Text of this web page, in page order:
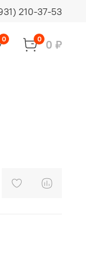
210-37-53
0 0 0 ₽